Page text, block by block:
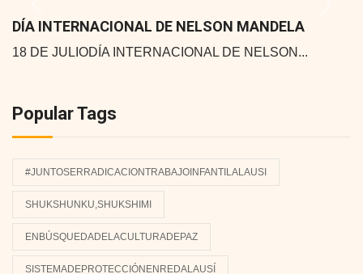
DÍA INTERNACIONAL DE NELSON MANDELA
18 DE JULIODÍA INTERNACIONAL DE NELSON...
Popular Tags
#JUNTOSERRADICACIONTRABAJOINFANTILALAUSI
SHUKSHUNKU,SHUKSHIMI
ENBÚSQUEDADELACULTURADEPAZ
SISTEMADEPROTECCIÓNENREDALAUSÍ